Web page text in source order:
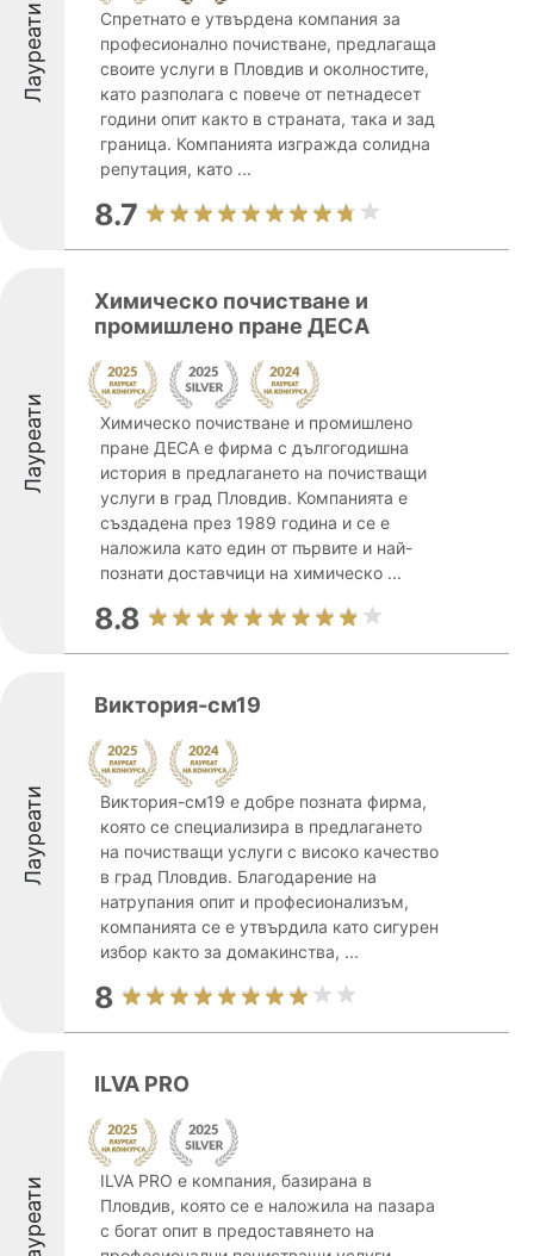
Лауреати
Спретнато е утвърдена компания за
професионално почистване, предлагаща
своите услуги в Пловдив и околностите,
като разполага с повече от петнадесет
години опит както в страната, така и зад
граница. Компанията изгражда солидна
репутация, като ...
8.7
Лауреати
Химическо почистване и
промишлено пране ДЕСА
Химическо почистване и промишлено
пране ДЕСА е фирма с дългогодишна
история в предлагането на почистващи
услуги в град Пловдив. Компанията е
създадена през 1989 година и се е
наложила като един от първите и най-
познати доставчици на химическо ...
8.8
Лауреати
Виктория-см19
Виктория-см19 е добре позната фирма,
която се специализира в предлагането
на почистващи услуги с високо качество
в град Пловдив. Благодарение на
натрупания опит и професионализъм,
компанията се е утвърдила като сигурен
избор както за домакинства, ...
8
Лауреати
ILVA PRO
ILVA PRO е компания, базирана в
Пловдив, която се е наложила на пазара
с богат опит в предоставянето на